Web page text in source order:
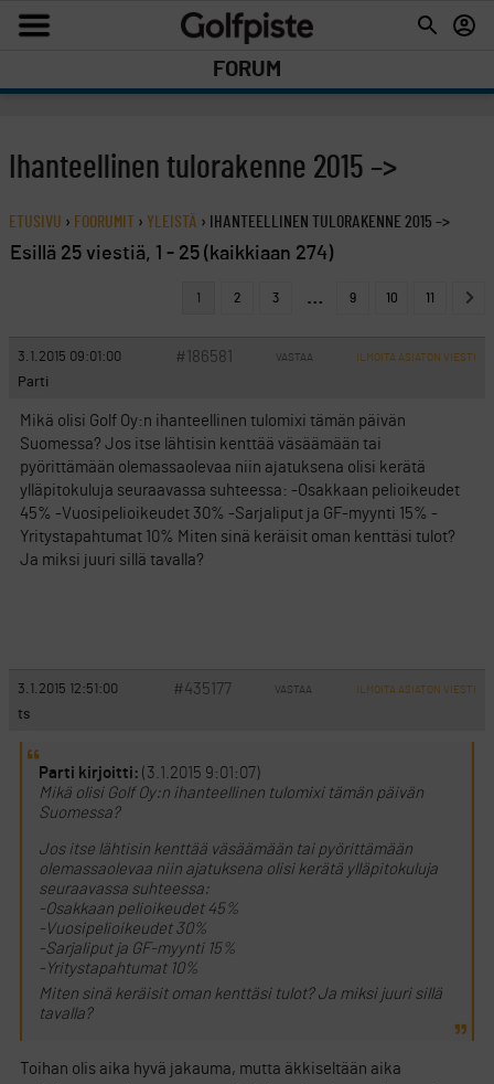
FORUM
Ihanteellinen tulorakenne 2015 –>
ETUSIVU › FOORUMIT › YLEISTÄ › IHANTEELLINEN TULORAKENNE 2015 –>
Esillä 25 viestiä, 1 - 25 (kaikkiaan 274)
1 2 3 … 9 10 11
3.1.2015 09:01:00 #186581 VASTAA ILMOITA ASIATON VIESTI
Parti
Mikä olisi Golf Oy:n ihanteellinen tulomixi tämän päivän
Suomessa? Jos itse lähtisin kenttää väsäämään tai
pyörittämään olemassaolevaa niin ajatuksena olisi kerätä
ylläpitokuluja seuraavassa suhteessa: -Osakkaan pelioikeudet
45% -Vuosipelioikeudet 30% -Sarjaliput ja GF-myynti 15% -
Yritystapahtumat 10% Miten sinä keräisit oman kenttäsi tulot?
Ja miksi juuri sillä tavalla?
3.1.2015 12:51:00 #435177 VASTAA ILMOITA ASIATON VIESTI
ts
Parti kirjoitti: (3.1.2015 9:01:07)
Mikä olisi Golf Oy:n ihanteellinen tulomixi tämän päivän
Suomessa?
Jos itse lähtisin kenttää väsäämään tai pyörittämään
olemassaolevaa niin ajatuksena olisi kerätä ylläpitokuluja
seuraavassa suhteessa:
-Osakkaan pelioikeudet 45%
-Vuosipelioikeudet 30%
-Sarjaliput ja GF-myynti 15%
-Yritystapahtumat 10%
Miten sinä keräisit oman kenttäsi tulot? Ja miksi juuri sillä
tavalla?
Toihan olis aika hyvä jakauma, mutta äkkiseltään aika